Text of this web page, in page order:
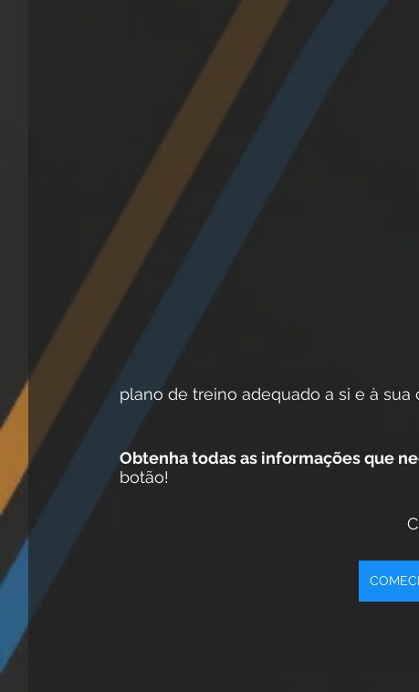
plano de treino adequado a si e à sua
Obtenha todas as informações que
botão!